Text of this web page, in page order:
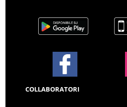
COLLABORATORI